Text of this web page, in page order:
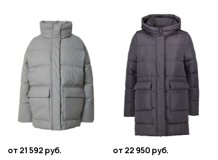
от 21 592 руб. от 22 950 руб.